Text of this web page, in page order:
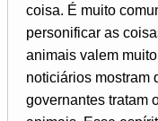
coisa. É muito
personificar as
animais valem
noticiários mostram
governantes tratam